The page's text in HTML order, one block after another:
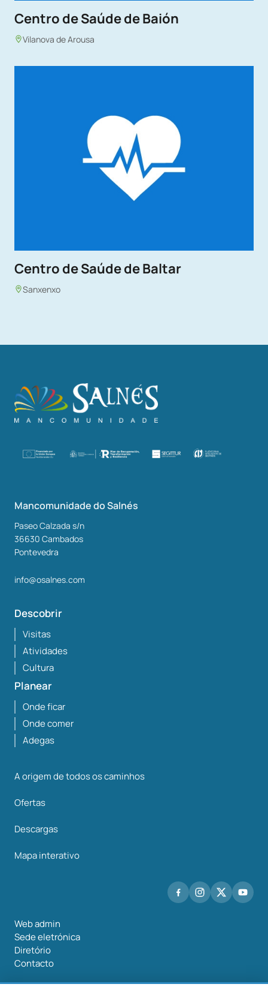
Centro de Saúde de Baión
Vilanova de Arousa
Centro de Saúde de Baltar
Sanxenxo
Mancomunidade do Salnés
Paseo Calzada s/n
36630 Cambados
Pontevedra
info@osalnes.com
Descobrir
Visitas
Atividades
Cultura
Planear
Onde ficar
Onde comer
Adegas
A origem de todos os caminhos
Ofertas
Descargas
Mapa interativo
Web admin
Sede eletrónica
Diretório
Contacto